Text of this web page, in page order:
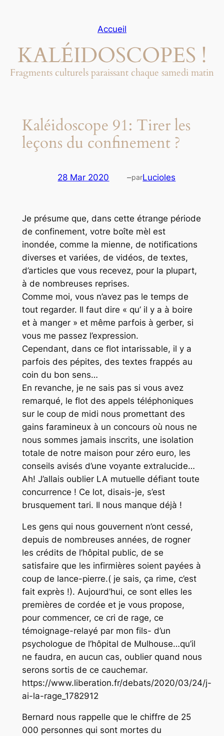
Accueil
KALÉIDOSCOPES !
Fragments culturels paraissant chaque samedi matin
Kaléidoscope 91: Tirer les
leçons du confinement ?
28 Mar 2020 –parLucioles
Je présume que, dans cette étrange période
de confinement, votre boîte mèl est
inondée, comme la mienne, de notifications
diverses et variées, de vidéos, de textes,
d’articles que vous recevez, pour la plupart,
à de nombreuses reprises.
Comme moi, vous n’avez pas le temps de
tout regarder. Il faut dire « qu’ il y a à boire
et à manger » et même parfois à gerber, si
vous me passez l’expression.
Cependant, dans ce flot intarissable, il y a
parfois des pépites, des textes frappés au
coin du bon sens…
En revanche, je ne sais pas si vous avez
remarqué, le flot des appels téléphoniques
sur le coup de midi nous promettant des
gains faramineux à un concours où nous ne
nous sommes jamais inscrits, une isolation
totale de notre maison pour zéro euro, les
conseils avisés d’une voyante extralucide…
Ah! J’allais oublier LA mutuelle défiant toute
concurrence ! Ce lot, disais-je, s’est
brusquement tari. Il nous manque déjà !
Les gens qui nous gouvernent n’ont cessé,
depuis de nombreuses années, de rogner
les crédits de l’hôpital public, de se
satisfaire que les infirmières soient payées à
coup de lance-pierre.( je sais, ça rime, c’est
fait exprès !). Aujourd’hui, ce sont elles les
premières de cordée et je vous propose,
pour commencer, ce cri de rage, ce
témoignage-relayé par mon fils- d’un
psychologue de l’hôpital de Mulhouse…qu’il
ne faudra, en aucun cas, oublier quand nous
serons sortis de ce cauchemar.
https://www.liberation.fr/debats/2020/03/24/j-
ai-la-rage_1782912
Bernard nous rappelle que le chiffre de 25
000 personnes qui sont mortes du